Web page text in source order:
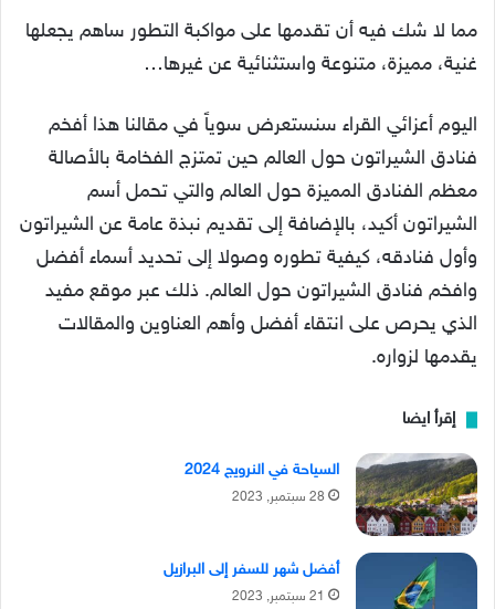
مما لا شك فيه أن تقدمها على مواكبة التطور ساهم يجعلها
غنية، مميزة، متنوعة واستثنائية عن غيرها…
اليوم أعزائي القراء سنستعرض سوياً في مقالنا هذا أفخم
فنادق الشيراتون حول العالم حين تمتزج الفخامة بالأصالة
معظم الفنادق المميزة حول العالم والتي تحمل أسم
الشيراتون أكيد، بالإضافة إلى تقديم نبذة عامة عن الشيراتون
وأول فنادقه، كيفية تطوره وصولا إلى تحديد أسماء أفضل
وافخم فنادق الشيراتون حول العالم. ذلك عبر موقع مفيد
الذي يحرص على انتقاء أفضل وأهم العناوين والمقالات
يقدمها لزواره.
إقرأ ايضا
السياحة في النرويج 2024
28 سبتمبر, 2023
أفضل شهر للسفر إلى البرازيل
21 سبتمبر, 2023